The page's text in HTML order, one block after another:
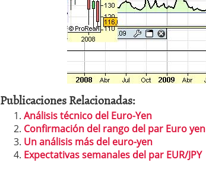
Publicaciones Relacionadas:
Análisis técnico del Euro-Yen
Confirmación del rango del par Euro yen
Un análisis más del euro-yen
Expectativas semanales del par EUR/JPY